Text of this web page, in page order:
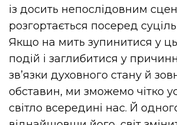
із досить непослідовним
розгортається посеред
Якщо на мить зупинитися у
подій і заглибитися у
зв’язки духовного стану й
обставин, ми зможемо чітко
світло всередині нас. Й